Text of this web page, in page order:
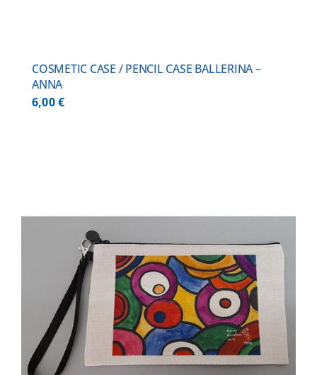
COSMETIC CASE / PENCIL CASE BALLERINA –
ANNA
6,00€